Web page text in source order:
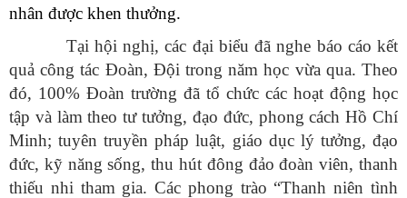
nhân được khen thưởng.
Tại hội nghị, các đại biểu đã nghe báo cáo kết
quả công tác Đoàn, Đội trong năm học vừa qua. Theo
đó, 100% Đoàn trường đã tổ chức các hoạt động học
tập và làm theo tư tưởng, đạo đức, phong cách Hồ Chí
Minh; tuyên truyền pháp luật, giáo dục lý tưởng, đạo
đức, kỹ năng sống, thu hút đông đảo đoàn viên, thanh
thiếu nhi tham gia. Các phong trào “Thanh niên tình